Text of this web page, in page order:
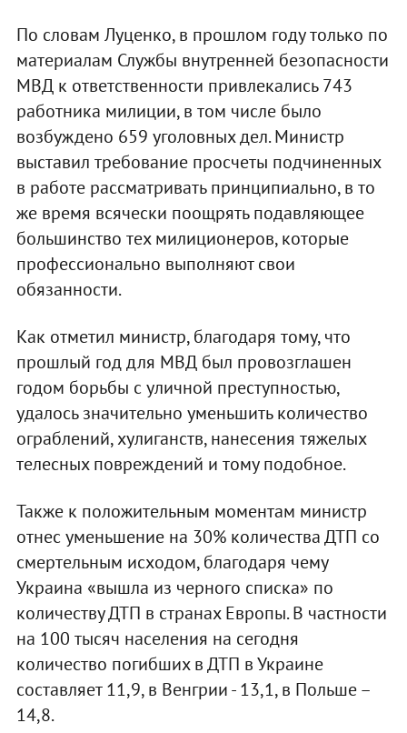
По словам Луценко, в прошлом году только по
материалам Службы внутренней безопасности
МВД к ответственности привлекались 743
работника милиции, в том числе было
возбуждено 659 уголовных дел. Министр
выставил требование просчеты подчиненных
в работе рассматривать принципиально, в то
же время всячески поощрять подавляющее
большинство тех милиционеров, которые
профессионально выполняют свои
обязанности.
Как отметил министр, благодаря тому, что
прошлый год для МВД был провозглашен
годом борьбы с уличной преступностью,
удалось значительно уменьшить количество
ограблений, хулиганств, нанесения тяжелых
телесных повреждений и тому подобное.
Также к положительным моментам министр
отнес уменьшение на 30% количества ДТП со
смертельным исходом, благодаря чему
Украина «вышла из черного списка» по
количеству ДТП в странах Европы. В частности
на 100 тысяч населения на сегодня
количество погибших в ДТП в Украине
составляет 11,9, в Венгрии - 13,1, в Польше –
14,8.